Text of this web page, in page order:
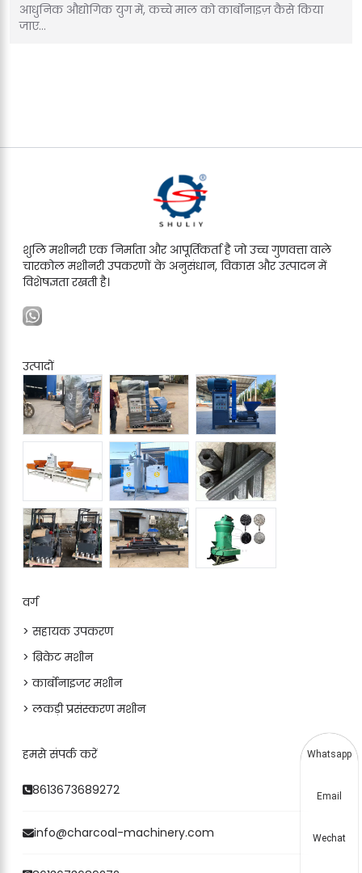
आधुनिक औद्योगिक युग में, कच्चे माल को कार्बोनाइज़ कैसे किया
जाए…
शुलि मशीनरी एक निर्माता और आपूर्तिकर्ता है जो उच्च गुणवत्ता वाले
चारकोल मशीनरी उपकरणों के अनुसंधान, विकास और उत्पादन में
विशेषज्ञता रखती है।
उत्पादों
वर्ग
> सहायक उपकरण
> ब्रिकेट मशीन
> कार्बोनाइजर मशीन
> लकड़ी प्रसंस्करण मशीन
हमसे संपर्क करें
8613673689272
info@charcoal-machinery.com
Whatsapp
Email
Wechat